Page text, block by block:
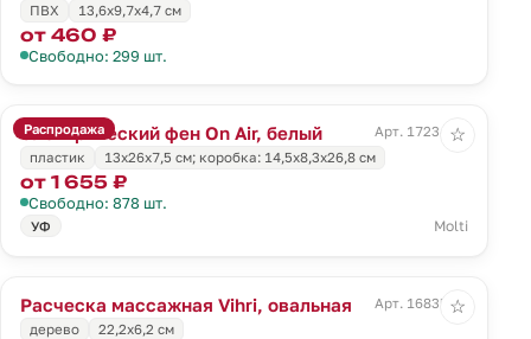
ПВХ 13,6х9,7х4,7 см
от 460 ₽
Свободно: 299 шт.
Распродажа
Электрический фен On Air, белый
Арт. 17234.60
пластик
13х26x7,5 см; коробка: 14,5х8,3х26,8 см
от 1 655 ₽
Свободно: 878 шт.
УФ Molti
☆
Расческа массажная Vihri, овальная
Арт. 16835.00
дерево
22,2х6,2 см
☆